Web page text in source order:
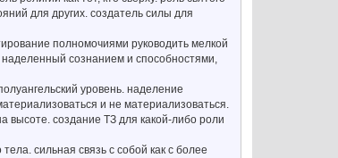
для других. создатель силы для
полномочиями руководить мелкой
сознанием и способностями,
уровень. наделение
и не материализоваться.
высоте. создание ТЗ для какой-либо роли
сильная связь с собой как с более